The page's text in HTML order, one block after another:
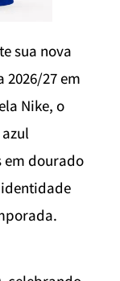
sua nova
27 em
Nike, o
em dourado